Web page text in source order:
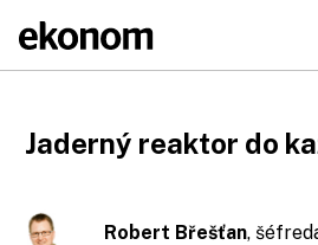
Jaderný reaktor do
Robert Břešťan,